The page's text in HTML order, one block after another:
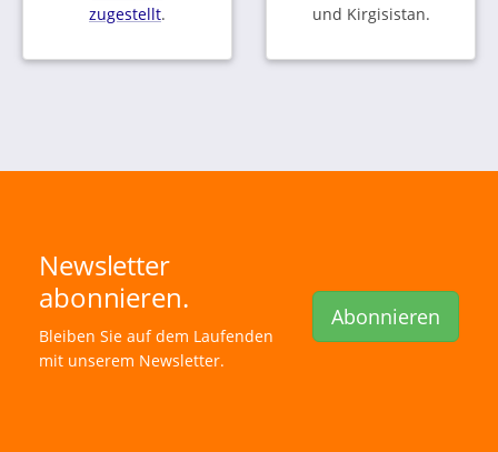
zugestellt.
und Kirgisistan.
Newsletter
abonnieren.
Bleiben Sie auf dem Laufenden
mit unserem Newsletter.
Abonnieren